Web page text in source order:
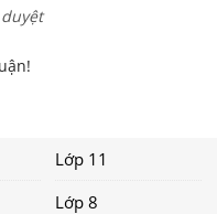
Lớp 11
Lớp 8